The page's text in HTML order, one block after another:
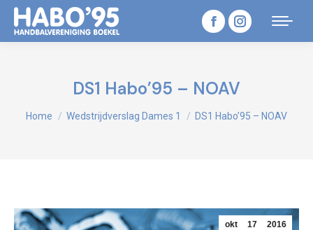
Facebook
opens
new
Instagram
opens
new
DS1 Habo’95 – NOAV
Je bent hier:
Home Wedstrijdverslag Dames 1 DS1 Habo’95 – NOAV
okt 17 2016